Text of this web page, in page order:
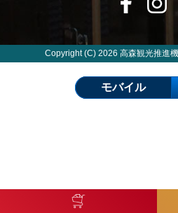
Copyright (C) 2026 高森観光推進
モバイル